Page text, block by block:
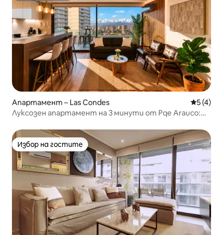
Апартамент – Las Condes Средна
5 (4)
Луксозен апартамент на 3 минути от Pqe Arauco:
Избор на гостите
Избор на гостите